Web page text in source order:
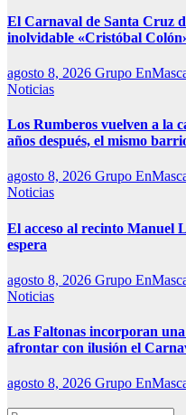
El Carnaval de Santa Cruz
inolvidable «Cristóbal
agosto 8, 2026 Grupo
Noticias
Los Rumberos vuelven a la
años después, el mismo
agosto 8, 2026 Grupo
Noticias
El acceso al recinto Manuel
espera
agosto 8, 2026 Grupo
Noticias
Las Faltonas incorporan
afrontar con ilusión el
agosto 8, 2026 Grupo